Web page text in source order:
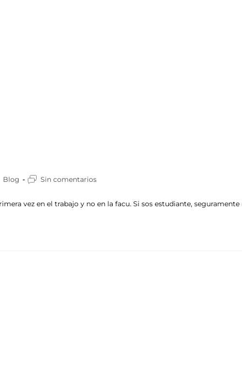
Blog Sin comentarios
vez en el trabajo y no en la facu. Si sos estudiante,